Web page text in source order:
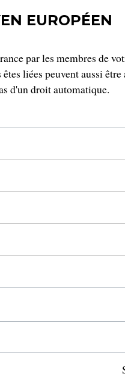
EUROPÉEN
par les membres de
liées peuvent aussi
d'un droit automatique.